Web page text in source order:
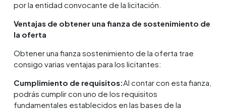
por la entidad convocante de la licitación.
Ventajas de obtener una fianza de sostenimiento de
la oferta
Obtener una fianza sostenimiento de la oferta trae
consigo varias ventajas para los licitantes:
Cumplimiento de requisitos:Al contar con esta fianza,
podrás cumplir con uno de los requisitos
fundamentales establecidos en las bases de la